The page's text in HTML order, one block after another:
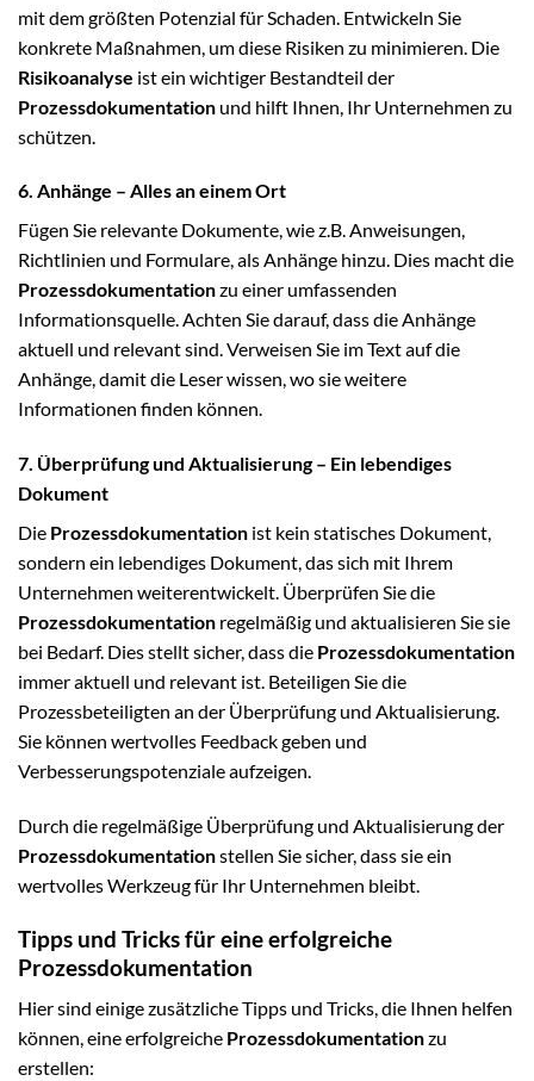
mit dem größten Potenzial für Schaden. Entwickeln Sie
konkrete Maßnahmen, um diese Risiken zu minimieren. Die
Risikoanalyse ist ein wichtiger Bestandteil der
Prozessdokumentation und hilft Ihnen, Ihr Unternehmen zu
schützen.
6. Anhänge – Alles an einem Ort
Fügen Sie relevante Dokumente, wie z.B. Anweisungen,
Richtlinien und Formulare, als Anhänge hinzu. Dies macht die
Prozessdokumentationzu einer umfassenden
Informationsquelle. Achten Sie darauf, dass die Anhänge
aktuell und relevant sind. Verweisen Sie im Text auf die
Anhänge, damit die Leser wissen, wo sie weitere
Informationen finden können.
7. Überprüfung und Aktualisierung – Ein lebendiges
Dokument
Die Prozessdokumentation ist kein statisches Dokument,
sondern ein lebendiges Dokument, das sich mit Ihrem
Unternehmen weiterentwickelt. Überprüfen Sie die
Prozessdokumentation regelmäßig und aktualisieren Sie sie
bei Bedarf. Dies stellt sicher, dass die Prozessdokumentation
immer aktuell und relevant ist. Beteiligen Sie die
Prozessbeteiligten an der Überprüfung und Aktualisierung.
Sie können wertvolles Feedback geben und
Verbesserungspotenziale aufzeigen.
Durch die regelmäßige Überprüfung und Aktualisierung der
Prozessdokumentationstellen Sie sicher, dass sie ein
wertvolles Werkzeug für Ihr Unternehmen bleibt.
Tipps und Tricks für eine erfolgreiche
Prozessdokumentation
Hier sind einige zusätzliche Tipps und Tricks, die Ihnen helfen
können, eine erfolgreiche Prozessdokumentationzu
erstellen: